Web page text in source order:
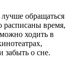
обращаться
расписаны время,
ходить в
забыть о сне.